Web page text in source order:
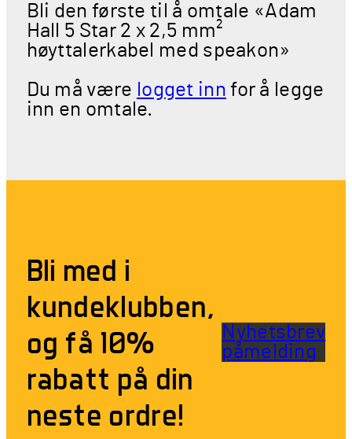
Bli den første til å omtale «Adam
Hall 5 Star 2 x 2,5 mm²
høyttalerkabel med speakon»
Du må være logget inn for å legge
inn en omtale.
Bli med i
kundeklubben,
og få 10%
rabatt på din
neste ordre!
Nyhetsbrev
påmelding